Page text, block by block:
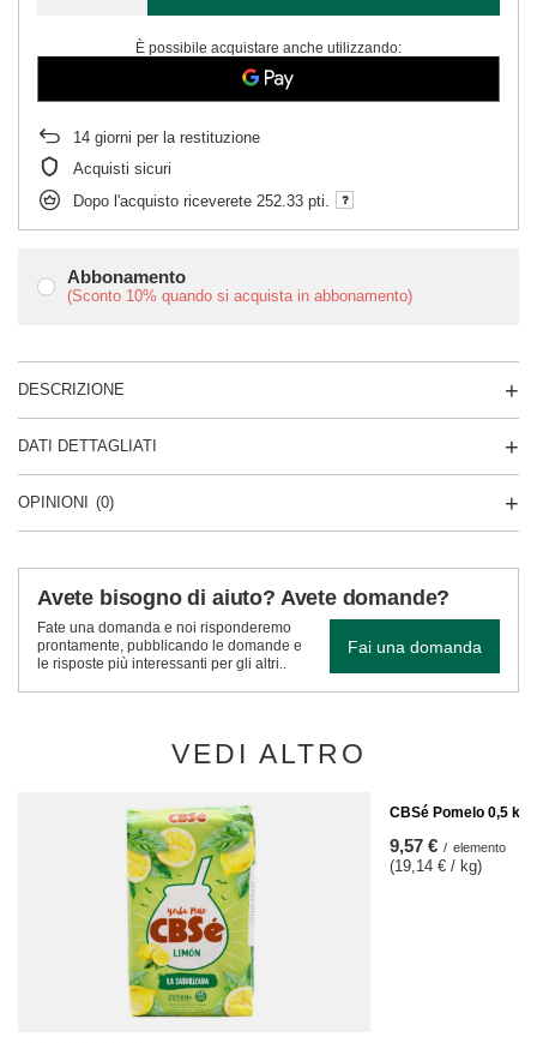
Abbonamento
(Sconto 10% quando si acquista in abbonamento)
È possibile acquistare anche utilizzando:
14 giorni per la restituzione
Acquisti sicuri
Dopo l'acquisto riceverete 252.33 pti.
DESCRIZIONE
DATI DETTAGLIATI
OPINIONI (0)
Avete bisogno di aiuto? Avete domande?
Fate una domanda e noi risponderemo
prontamente, pubblicando le domande e
le risposte più interessanti per gli altri..
Fai una domanda
VEDI ALTRO
CBSé Pomelo 0,5 kg
9,57 € / elemento
(19,14 € / kg)